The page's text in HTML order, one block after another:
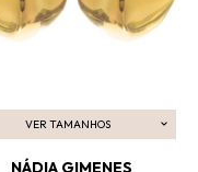
VER TAMANHOS
ADICIONAR AO CARRINHO
NÁDIA GIMENES